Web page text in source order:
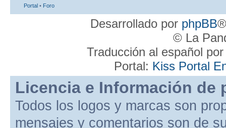
Portal • Foro
Desarrollado por phpBB
© La
Traducción al español
Portal: Kiss Portal
Licencia e Información de
Todos los logos y marcas son
mensajes y comentarios son de